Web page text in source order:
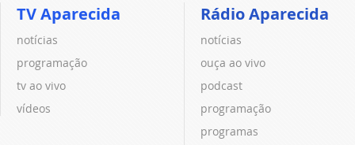
TV Aparecida
notícias
programação
tv ao vivo
vídeos
Rádio Aparecida
notícias
ouça ao vivo
podcast
programação
programas